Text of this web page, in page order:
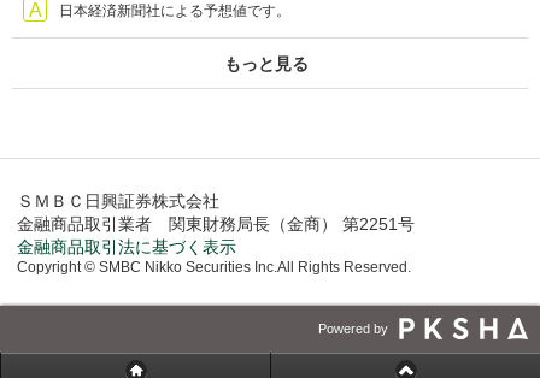
日本経済新聞社による予想値です。
もっと見る
ＳＭＢＣ日興証券株式会社
金融商品取引業者 関東財務局長（金商） 第2251号
金融商品取引法に基づく表示
Copyright © SMBC Nikko Securities Inc.All Rights Reserved.
Powered by